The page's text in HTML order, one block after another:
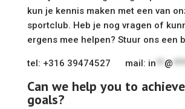
kun je kennis maken met een van
sportclub. Heb je nog vragen of
ergens mee helpen? Stuur ons een
tel: +316 39474527 mail: in ** @
Can we help you to
goals?